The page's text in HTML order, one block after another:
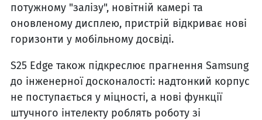
потужному "залізу", новітній камері та
оновленому дисплею, пристрій відкриває нові
горизонти у мобільному досвіді.
S25 Edge також підкреслює прагнення Samsung
до інженерної досконалості: надтонкий корпус
не поступається у міцності, а нові функції
штучного інтелекту роблять роботу зі